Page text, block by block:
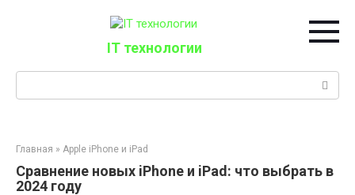
IT технологии
Главная » Apple iPhone и iPad
Сравнение новых iPhone и iPad: что выбрать в
2024 году